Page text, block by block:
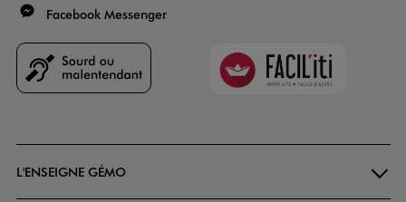
Facebook Messenger
Faciliti
L'ENSEIGNE GÉMO